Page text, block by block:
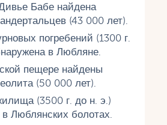
Бабе найдена
(43 000 лет).
погребений (1300 г.
в Любляне.
пещере найдены
(50 000 лет).
(3500 г. до н. э.)
в Люблянских болотах.